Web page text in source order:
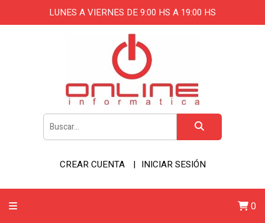
LUNES A VIERNES DE 9:00 HS A 19:00 HS
CREAR CUENTA INICIAR SESIÓN
0